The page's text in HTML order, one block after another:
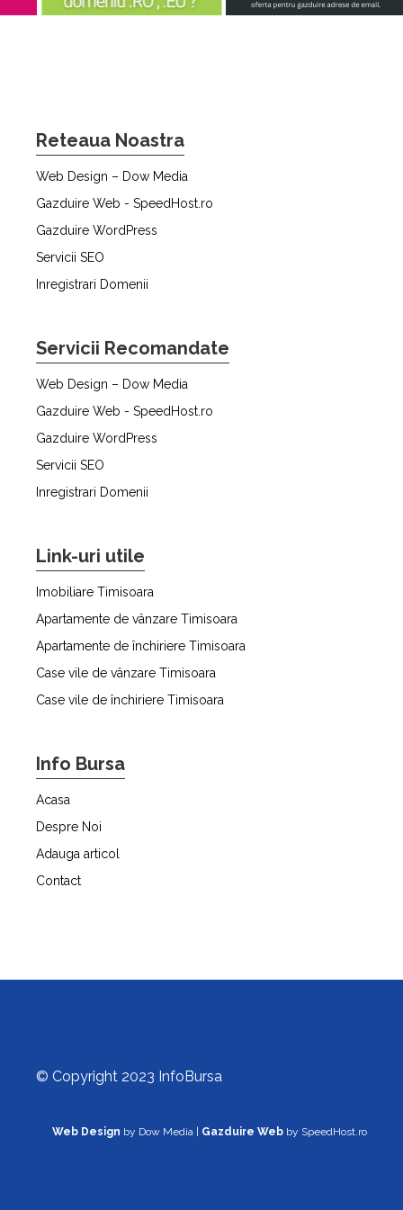
Reteaua Noastra
Web Design – Dow Media
Gazduire Web - SpeedHost.ro
Gazduire WordPress
Servicii SEO
Inregistrari Domenii
Servicii Recomandate
Web Design – Dow Media
Gazduire Web - SpeedHost.ro
Gazduire WordPress
Servicii SEO
Inregistrari Domenii
Link-uri utile
Imobiliare Timisoara
Apartamente de vânzare Timisoara
Apartamente de închiriere Timisoara
Case vile de vânzare Timisoara
Case vile de închiriere Timisoara
Info Bursa
Acasa
Despre Noi
Adauga articol
Contact
© Copyright 2023 InfoBursa
Web Design by Dow Media | Gazduire Web by SpeedHost.ro